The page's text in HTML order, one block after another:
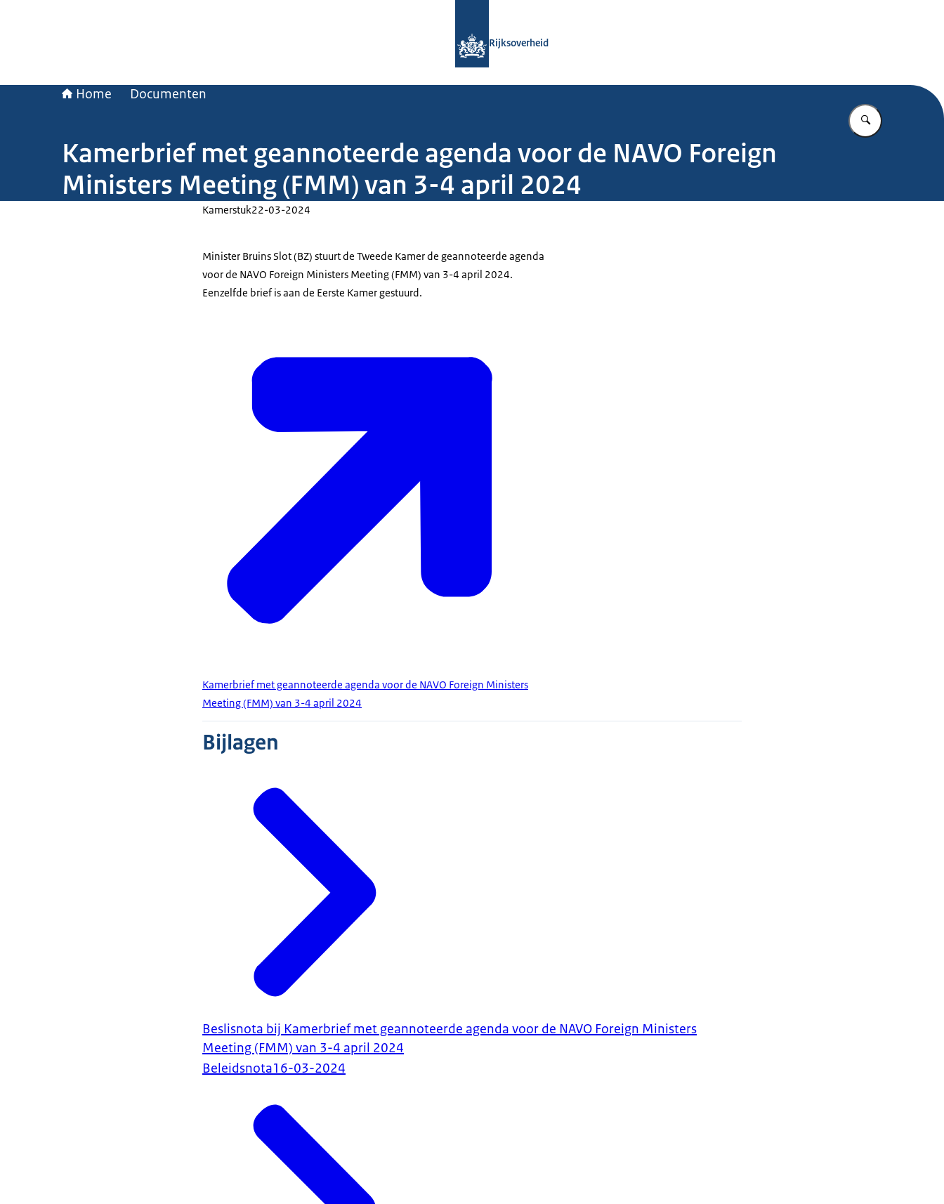
Rijksoverheid
Home Documenten
Vul in wat u
Kamerbrief met geannoteerde agenda voor de NAVO Foreign
Ministers Meeting (FMM) van 3-4 april 2024
Kamerstuk22-03-2024
Minister Bruins Slot (BZ) stuurt de Tweede Kamer de geannoteerde agenda
voor de NAVO Foreign Ministers Meeting (FMM) van 3-4 april 2024.
Eenzelfde brief is aan de Eerste Kamer gestuurd.
Kamerbrief met geannoteerde agenda voor de NAVO Foreign Ministers
Meeting (FMM) van 3-4 april 2024
Bijlagen
Beslisnota bij Kamerbrief met geannoteerde agenda voor de NAVO Foreign Ministers
Meeting (FMM) van 3-4 april 2024
Beleidsnota16-03-2024